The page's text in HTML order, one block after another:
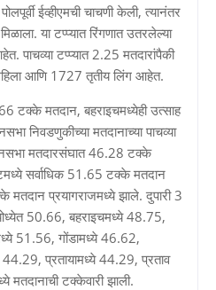
ईव्हीएमची चाचणी केली, त्यानंतर
या टप्प्यात रिंगणात उतरलेल्या
पाचव्या टप्प्यात 2.25 मतदारांपैकी
आणि 1727 तृतीय लिंग आहेत.
टक्के मतदान, बहराइचमध्येही उत्साह
निवडणुकीच्या मतदानाच्या पाचव्या
मतदारसंघात 46.28 टक्के
सर्वाधिक 51.65 टक्के मतदान
प्रयागराजमध्ये झाले. दुपारी 3
50.66, बहराइचमध्ये 48.75,
51.56, गोंडामध्ये 46.62,
44.29, प्रतायामध्ये 44.29, प्रताव
टक्केवारी झाली.